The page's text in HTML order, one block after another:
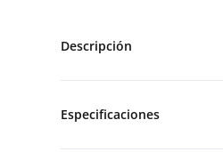
Descripción
Especificaciones